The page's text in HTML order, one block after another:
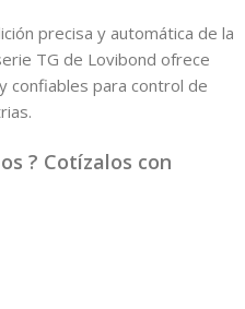
precisa y automática de la
TG de Lovibond ofrece
confiables para control de
? Cotízalos con